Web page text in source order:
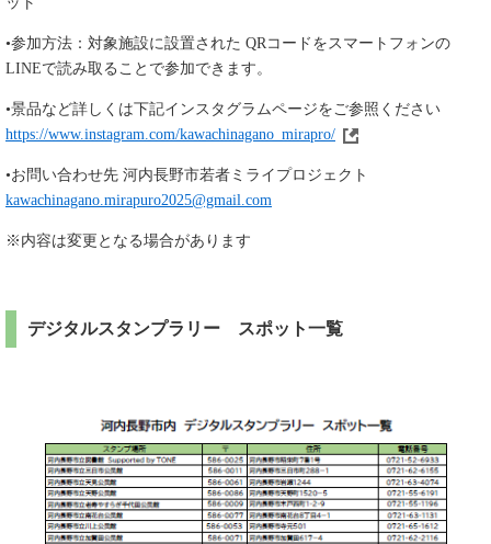
•参加方法：対象施設に設置された QRコードをスマートフォンの
LINEで読み取ることで参加できます。
•景品など詳しくは下記インスタグラムページをご参照ください
https://www.instagram.com/kawachinagano_mirapro/​
•お問い合わせ先 河内長野市若者ミライプロジェクト
kawachinagano.mirapuro2025@gmail.com
※内容は変更となる場合があります
デジタルスタンプラリー スポット一覧